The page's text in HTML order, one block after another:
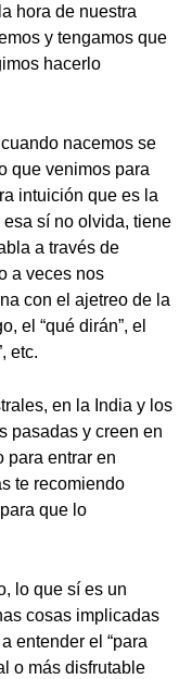
hora de nuestra
y tengamos que
hacerlo
nacemos se
que venimos para
intuición que es la
esa sí no olvida, tiene
a través de
a veces nos
con el ajetreo de la
el “qué dirán”, el
etc.
en la India y los
pasadas y creen en
para entrar en
te recomiendo
que lo
lo que sí es un
cosas implicadas
entender el “para
o más disfrutable